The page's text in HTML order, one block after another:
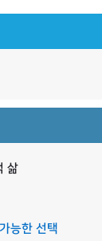
삶
능한 선택